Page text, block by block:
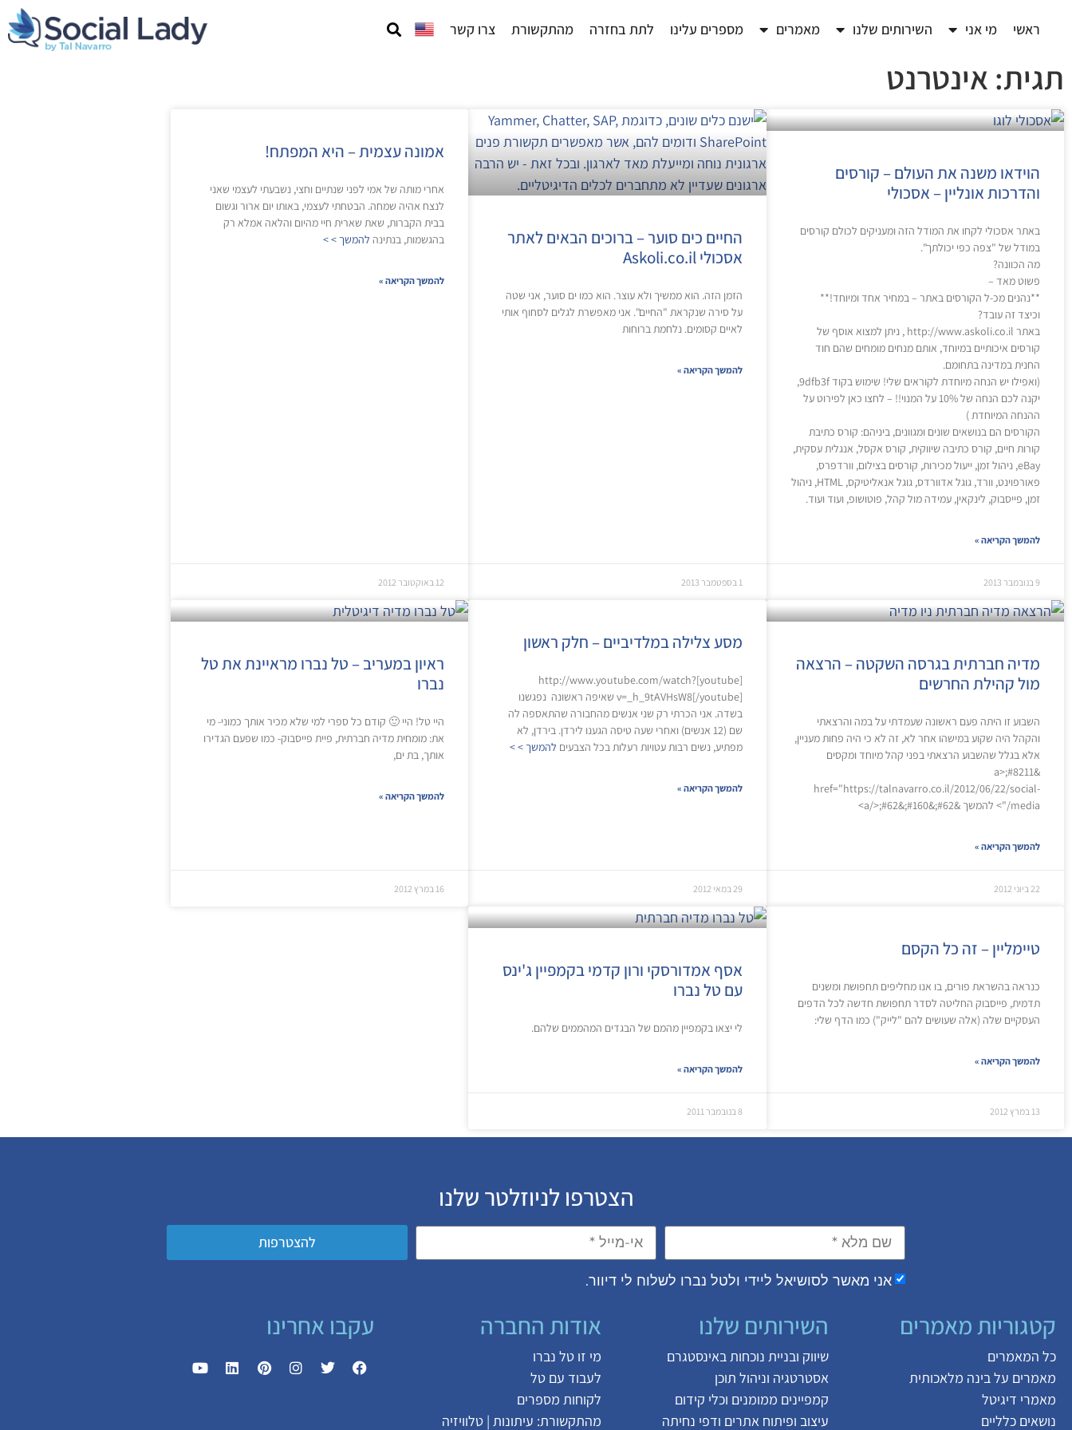
ראשי מי אני השירותים שלנו מאמרים מספרים עלינו לתת בחזרה מהתקשורת צרו קשר
תגית: אינטרנט
הוידאו משנה את העולם – קורסים
והדרכות אונליין – אסכולי
באתר אסכולי לקחו את המודל הזה ומעניקים לכולם קורסים
במודל של "צפה כפי יכולתך".
מה הכוונה?
פשוט מאד –
**נהנים מכ-ל הקורסים באתר – במחיר אחד ומיוחד!**
וכיצד זה עובד?
באתר http://www.askoli.co.il , ניתן למצוא אוסף של
קורסים איכותיים במיוחד, אותם מנחים מומחים שהם חוד
החנית במדינה בתחומם.
(ואפילו יש הנחה מיוחדת לקוראים שלי! שימוש בקוד 9dfb3f,
יקנה לכם הנחה של 10% על המנוי!! – לחצו כאן לפירוט על
ההנחה המיוחדת )
הקורסים הם בנושאים שונים ומגוונים, ביניהם: קורס כתיבת
קורות חיים, קורס כתיבה שיווקית, קורס אקסל, אנגלית עסקית,
eBay, ניהול זמן, ייעול מכירות, קורסים בצילום, וורדפרס,
פאורפוינט, וורד, גוגל אדוורדס, גוגל אנאליטיקס, HTML, ניהול
זמן, פייסבוק, לינקאין, עמידה מול קהל, פוטושופ, ועוד ועוד.
להמשך הקריאה »
9 בנובמבר 2013
החיים כים סוער – ברוכים הבאים לאתר
אסכולי Askoli.co.il
הזמן הזה. הוא ממשיך ולא עוצר. הוא כמו ים סוער, אני שטה
על סירה שנקראת "החיים". אני מאפשרת לגלים לסחוף אותי
לאיים קסומים. נלחמת ברוחות
להמשך הקריאה »
1 בספטמבר 2013
אמונה עצמית – היא המפתח!
אחרי מותה של אמי לפני שנתיים וחצי, נשבעתי לעצמי שאני
לנצח אהיה שמחה. הבטחתי לעצמי, באותו יום ארור וגשום
בבית הקברות, שאת שארית חיי מהיום והלאה אמלא רק
בהגשמות, בנתינהלהמשך > >
להמשך הקריאה »
12 באוקטובר 2012
מדיה חברתית בגרסה השקטה – הרצאה
מול קהילת החרשים
השבוע זו היתה פעם ראשונה שעמדתי על במה והרצאתי
והקהל היה שקוע במישהו אחר לא, זה לא כי היה פחות מעניין,
אלא בגלל שהשבוע הרצאתי בפני קהל מיוחד ומקסים
&#8211;<a
href="https://talnavarro.co.il/2012/06/22/social-
media/"> להמשך &#62;&#160;&#62;</a>
להמשך הקריאה »
22 ביוני 2012
מסע צלילה במלדיביים – חלק ראשון
[youtube]http://www.youtube.com/watch?
v=_h_9tAVHsW8[/youtube] שאיפה ראשונה נפגשנו
בשדה. אני הכרתי רק שני אנשים מהחבורה שהתאספה לה
שם (12 אנשים) ואחרי שעה טיסה הגענו לירדן. בירדן, לא
מפתיע, נשים רבות עטויות רעלות בכל הצבעים להמשך > >
להמשך הקריאה »
29 במאי 2012
ראיון במעריב – טל נברו מראיינת את טל
נברו
היי טל! היי 🙂 קודם כל ספרי למי שלא מכיר אותך כמוני- מי
את: מומחית מדיה חברתית, פיית פייסבוק- כמו שפעם הגדירו
אותך, בת ים,
להמשך הקריאה »
16 במרץ 2012
טיימליין – זה כל הקסם
כנראה בהשראת פורים, בו אנו מחליפים תחפושת ומשנים
תדמית, פייסבוק החליטה לסדר תחפושת חדשה לכל הדפים
העסקיים שלה (אלה שעושים להם "לייק") כמו הדף שלי:
להמשך הקריאה »
13 במרץ 2012
אסף אמדורסקי ורון קדמי בקמפיין ג'ינס
עם טל נברו
לי יצאו בקמפיין מהמם של הבגדים המהממים שלהם.
להמשך הקריאה »
8 בנובמבר 2011
הצטרפו לניוזלטר שלנו
אני מאשר לסושיאל ליידי ולטל נברו לשלוח לי דיוור.
להצטרפות
קטגוריות מאמרים
כל המאמרים
מאמרים עלבינה מלאכותית
מאמרי דיגיטל
נושאים כלליים
השירותים שלנו
שיווק ובניית נוכחות באינסטגרם
אסטרטגיה וניהול תוכן
קמפיינים ממומנים וכלי קידום
עיצוב ופיתוח אתרים ודפי נחיתה
אודות החברה
מי זו טל נברו
לעבוד עם טל
לקוחות מספרים
מהתקשורת: עיתונות | טלוויזיה
עקבו אחרינו